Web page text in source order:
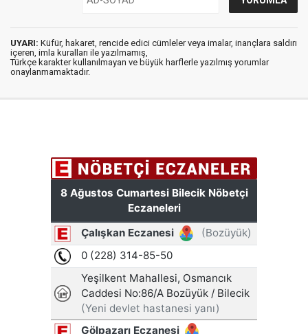
UYARI: Küfür, hakaret, rencide edici cümleler veya imalar, inançlara saldırı
içeren, imla kuralları ile yazılmamış,
Türkçe karakter kullanılmayan ve büyük harflerle yazılmış yorumlar
onaylanmamaktadır.